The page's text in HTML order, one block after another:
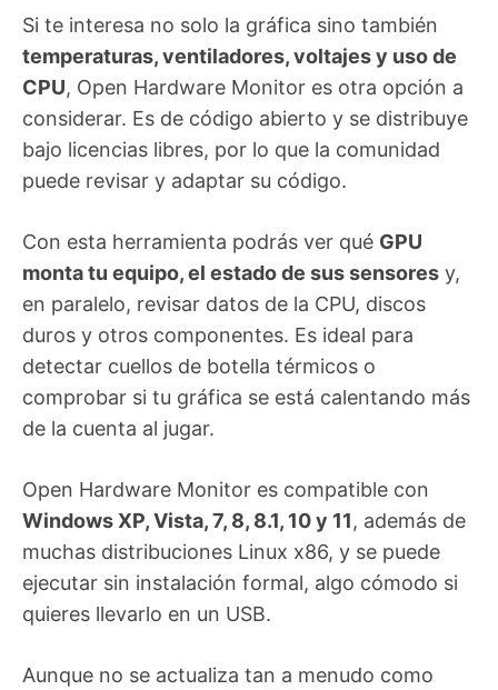
Si te interesa no solo la gráfica sino también
temperaturas, ventiladores, voltajes y uso de
CPU, Open Hardware Monitor es otra opción a
considerar. Es de código abierto y se distribuye
bajo licencias libres, por lo que la comunidad
puede revisar y adaptar su código.
Con esta herramienta podrás ver qué GPU
monta tu equipo, el estado de sus sensores y,
en paralelo, revisar datos de la CPU, discos
duros y otros componentes. Es ideal para
detectar cuellos de botella térmicos o
comprobar si tu gráfica se está calentando más
de la cuenta al jugar.
Open Hardware Monitor es compatible con
Windows XP, Vista, 7, 8, 8.1, 10 y 11, además de
muchas distribuciones Linux x86, y se puede
ejecutar sin instalación formal, algo cómodo si
quieres llevarlo en un USB.
Aunque no se actualiza tan a menudo como